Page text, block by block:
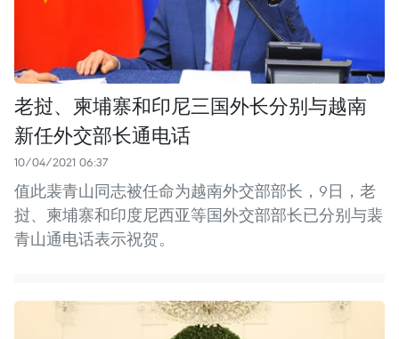
老挝、柬埔寨和印尼三国外长分别与越南
新任外交部长通电话
10/04/2021 06:37
值此裴青山同志被任命为越南外交部部长，9日，老
挝、柬埔寨和印度尼西亚等国外交部部长已分别与裴
青山通电话表示祝贺。